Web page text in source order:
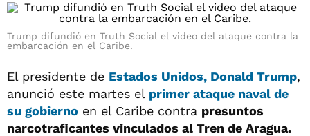
Trump difundió en Truth Social el video del ataque contra la
embarcación en el Caribe.
El presidente de Estados Unidos, Donald Trump,
anunció este martes el primer ataque naval de
su gobierno en el Caribe contra presuntos
narcotraficantes vinculados al Tren de Aragua.